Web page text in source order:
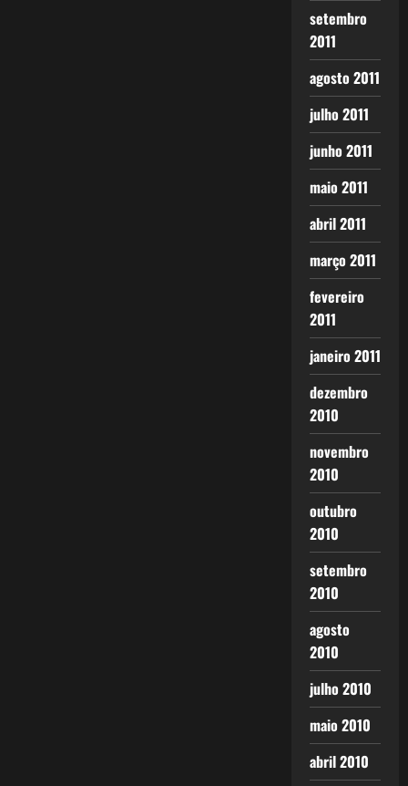
setembro
2011
agosto 2011
julho 2011
junho 2011
maio 2011
abril 2011
março 2011
fevereiro
2011
janeiro 2011
dezembro
2010
novembro
2010
outubro
2010
setembro
2010
agosto
2010
julho 2010
maio 2010
abril 2010